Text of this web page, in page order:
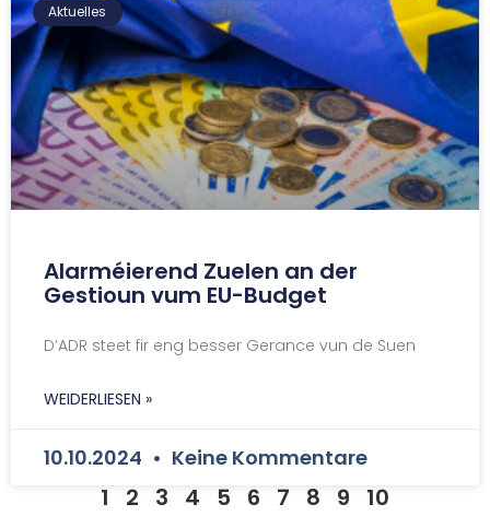
Aktuelles
Alarméierend Zuelen an der
Gestioun vum EU-Budget
D’ADR steet fir eng besser Gerance vun de Suen
WEIDERLIESEN »
10.10.2024 Keine Kommentare
1 2 3 4 5 6 7 8 9 10